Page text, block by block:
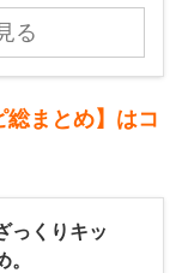
る
総まとめ】はコ
っくりキッ